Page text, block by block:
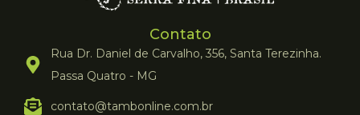
Contato
Rua Dr. Daniel de Carvalho, 356, Santa Terezinha.
Passa Quatro - MG
contato@tambonline.com.br